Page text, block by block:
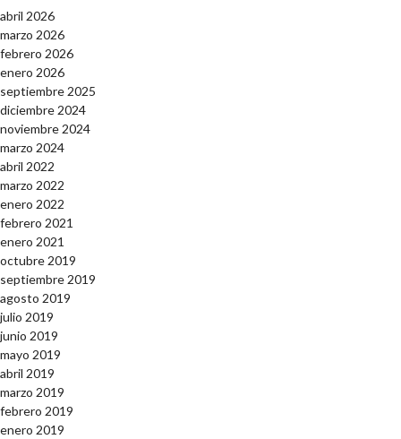
abril 2026
marzo 2026
febrero 2026
enero 2026
septiembre 2025
diciembre 2024
noviembre 2024
marzo 2024
abril 2022
marzo 2022
enero 2022
febrero 2021
enero 2021
octubre 2019
septiembre 2019
agosto 2019
julio 2019
junio 2019
mayo 2019
abril 2019
marzo 2019
febrero 2019
enero 2019